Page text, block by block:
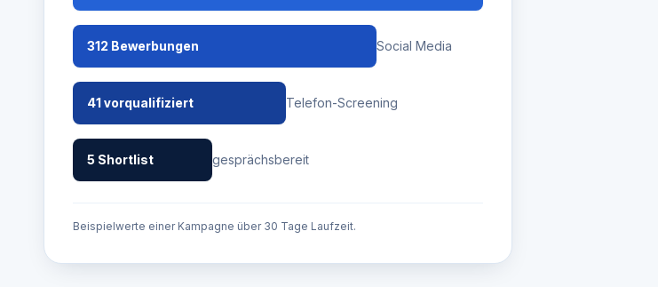
312 Bewerbungen Social Media
41 vorqualifiziert Telefon-Screening
5 Shortlist gesprächsbereit
Beispielwerte einer Kampagne über 30 Tage Laufzeit.